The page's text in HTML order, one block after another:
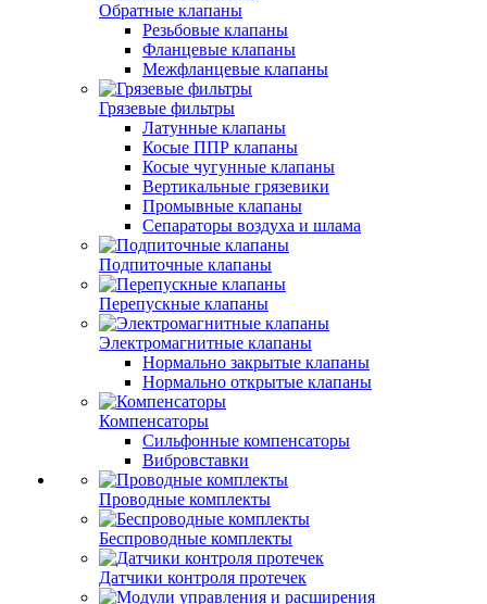
Обратные клапаны
Резьбовые клапаны
Фланцевые клапаны
Межфланцевые клапаны
Грязевые фильтры
Латунные клапаны
Косые ППР клапаны
Косые чугунные клапаны
Вертикальные грязевики
Промывные клапаны
Сепараторы воздуха и шлама
Подпиточные клапаны
Перепускные клапаны
Электромагнитные клапаны
Нормально закрытые клапаны
Нормально открытые клапаны
Компенсаторы
Сильфонные компенсаторы
Вибровставки
Проводные комплекты
Беспроводные комплекты
Датчики контроля протечек